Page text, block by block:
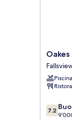
Oakes
Hotel
the
Falls
Piscina
7.2
su
7.2